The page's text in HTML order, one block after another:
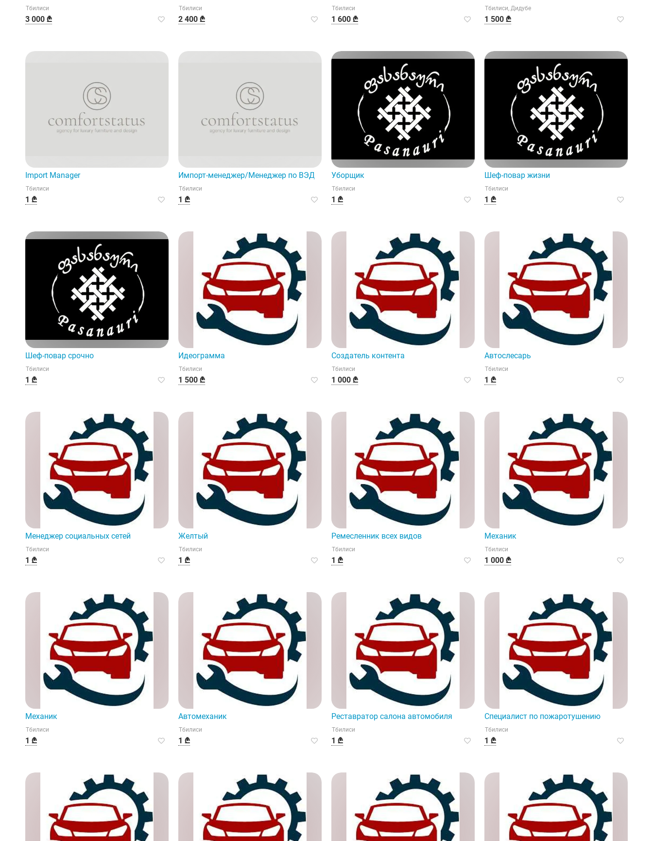
Тбилиси
3 000 ₾
Тбилиси
2 400 ₾
Тбилиси
1 600 ₾
Тбилиси, Дидубе
1 500 ₾
Import Manager
Тбилиси
1 ₾
Импорт-менеджер/Менеджер по ВЭД
Тбилиси
1 ₾
Уборщик
Тбилиси
1 ₾
Шеф-повар жизни
Тбилиси
1 ₾
Шеф-повар срочно
Тбилиси
1 ₾
Идеограмма
Тбилиси
1 500 ₾
Создатель контента
Тбилиси
1 000 ₾
Автослесарь
Тбилиси
1 ₾
Менеджер социальных сетей
Тбилиси
1 ₾
Желтый
Тбилиси
1 ₾
Ремесленник всех видов
Тбилиси
1 ₾
Механик
Тбилиси
1 000 ₾
Механик
Тбилиси
1 ₾
Автомеханик
Тбилиси
1 ₾
Реставратор салона автомобиля
Тбилиси
1 ₾
Специалист по пожаротушению
Тбилиси
1 ₾